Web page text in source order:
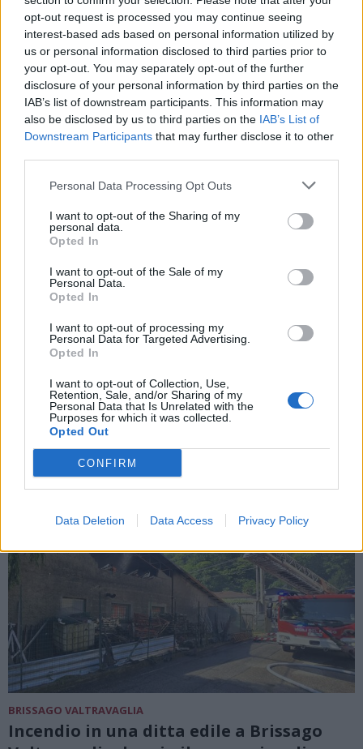
opt-out request is processed you may continue seeing
interest-based ads based on personal information utilized by
us or personal information disclosed to third parties prior to
your opt-out. You may separately opt-out of the further
disclosure of your personal information by third parties on the
IAB’s list of downstream participants. This information may
also be disclosed by us to third parties on the IAB’s List of
Downstream Participants that may further disclose it to other
Personal Data Processing Opt Outs
I want to opt-out of the Sharing of my
personal data.
Opted In
I want to opt-out of the Sale of my
Personal Data.
Opted In
I want to opt-out of processing my
Personal Data for Targeted Advertising.
Opted In
I want to opt-out of Collection, Use,
Retention, Sale, and/or Sharing of my
Personal Data that Is Unrelated with the
Purposes for which it was collected.
Opted Out
CONFIRM
Data Deletion Data Access Privacy Policy
BRISSAGO VALTRAVAGLIA
Settant’anni di invenzioni: la SPM di
Brissago-Valtravaglia, dal palo per le
gare di sci agli emblemi delle auto più
BRISSAGO VALTRAVAGLIA
Incendio in una ditta edile a Brissago